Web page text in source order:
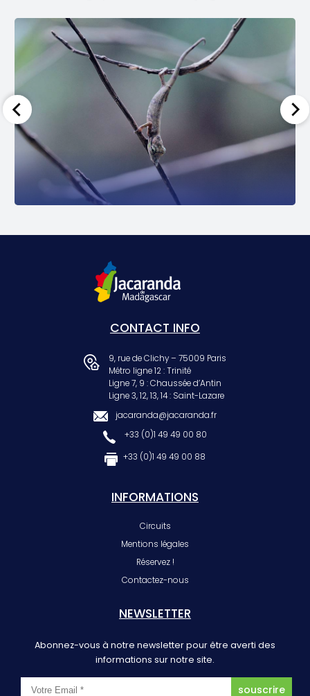
CONTACT INFO
9, rue de Clichy – 75009 Paris
Métro ligne 12 : Trinité
Ligne 7, 9 : Chaussée d’Antin
Ligne 3, 12, 13, 14 : Saint-Lazare
jacaranda@jacaranda.fr
+33 (0)1 49 49 00 80
+33 (0)1 49 49 00 88
INFORMATIONS
Circuits
Mentions légales
Réservez !
Contactez-nous
NEWSLETTER
Abonnez-vous à notre newsletter pour être averti des
informations sur notre site.